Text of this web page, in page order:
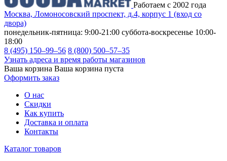
Работаем с 2002 года
Москва, Ломоносовский проспект, д.4, корпус 1 (вход со
двора)
понедельник-пятница: 9:00-21:00 суббота-воскресенье 10:00-
18:00
8 (495) 150–99–56 8 (800) 500–57–35
Узнать адреса и время работы магазинов
Ваша корзина Ваша корзина пуста
Оформить заказ
О нас
Скидки
Как купить
Доставка и оплата
Контакты
Каталог товаров